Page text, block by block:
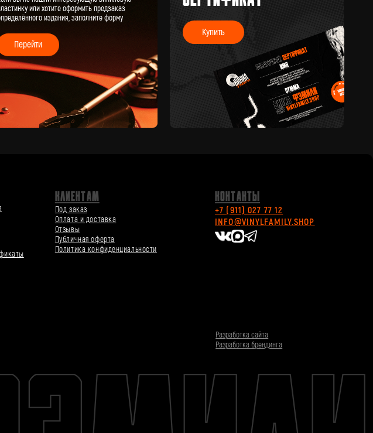
КОНТАКТЫ
+7 (911) 027 77 12
INFO@VINYLFAMILY.SHOP
Под заказ
Оплата и доставка
Отзывы
Публичная оферта
Политика конфиденциальности